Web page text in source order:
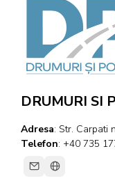
DRUMURI SI
Adresa: Str. Carpati
Telefon: +40 735